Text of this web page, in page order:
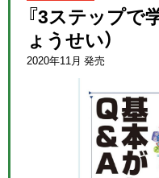
『3ステップで
ょうせい）
2020年11月 発売